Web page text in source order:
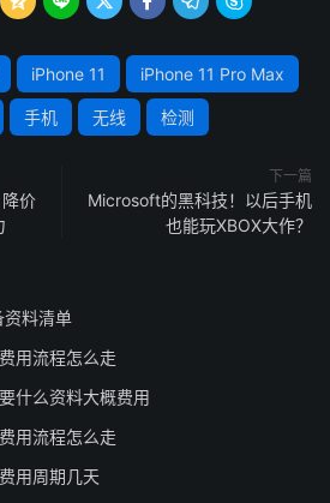
iPhone 11 iPhone 11 Pro Max
手机 无线 检测
价
下一篇
Microsoft的黑科技！以后手机
也能玩XBOX大作？
料清单
用流程怎么走
什么资料大概费用
用流程怎么走
用周期几天